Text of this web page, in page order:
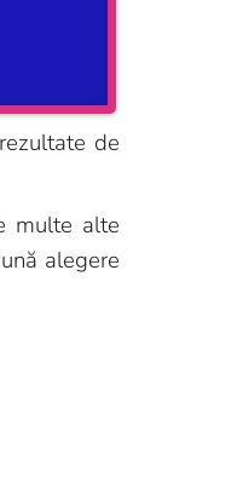
de
multe alte
alegere